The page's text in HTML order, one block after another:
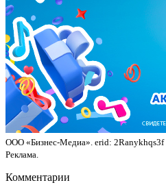
ООО «Бизнес-Медиа». erid: 2Ranykhqs3f
Реклама.
Комментарии